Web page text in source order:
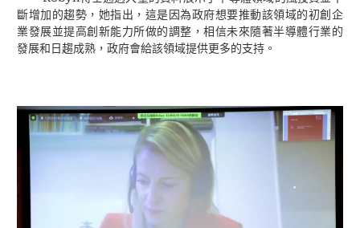
斷增加的趨勢，她指出，這是因為政府想要推動該領域的初創企
業發展並提高創新能力所做的調整，相信未來隨著半導體行業的
發展和日趨成熟，政府會給該領域提供更多的支持。